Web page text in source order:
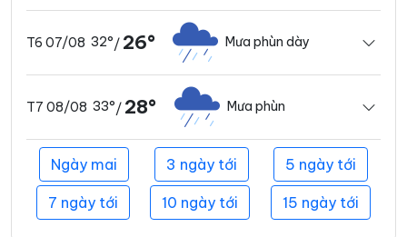
T6 07/08 32°/ 26° Mưa phùn dày
T7 08/08 33°/ 28° Mưa phùn
Ngày mai 3 ngày tới 5 ngày tới
7 ngày tới 10 ngày tới 15 ngày tới